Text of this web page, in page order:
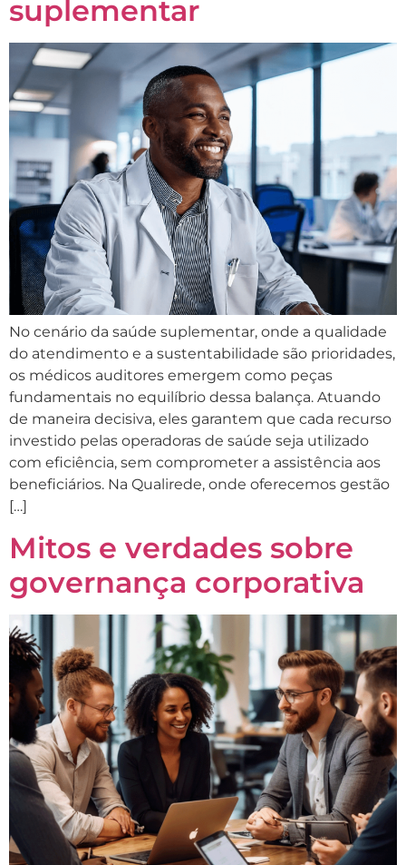
suplementar
No cenário da saúde suplementar, onde a qualidade
do atendimento e a sustentabilidade são prioridades,
os médicos auditores emergem como peças
fundamentais no equilíbrio dessa balança. Atuando
de maneira decisiva, eles garantem que cada recurso
investido pelas operadoras de saúde seja utilizado
com eficiência, sem comprometer a assistência aos
beneficiários. Na Qualirede, onde oferecemos gestão
[…]
Mitos e verdades sobre
governança corporativa​